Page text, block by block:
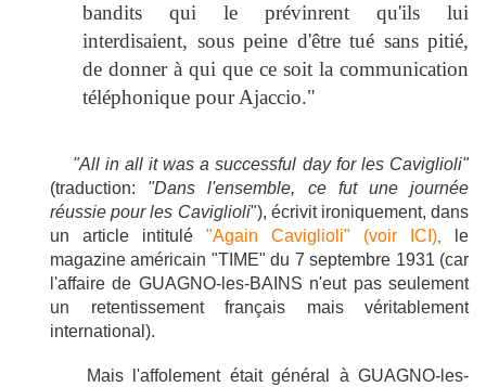
bandits qui le prévinrent qu'ils lui
interdisaient, sous peine d'être tué sans pitié,
de donner à qui que ce soit la communication
téléphonique pour Ajaccio."
"All in all it was a successful day for les Caviglioli"
(traduction: "Dans l'ensemble, ce fut une journée
réussie pour les Caviglioli"), écrivit ironiquement, dans
un article intitulé "Again Caviglioli" (voir ICI)
le
magazine américain "TIME" du 7 septembre 1931 (car
l'affaire de GUAGNO-les-BAINS n'eut pas seulement
un retentissement français mais véritablement
international).
Mais l'affolement était général à GUAGNO-les-